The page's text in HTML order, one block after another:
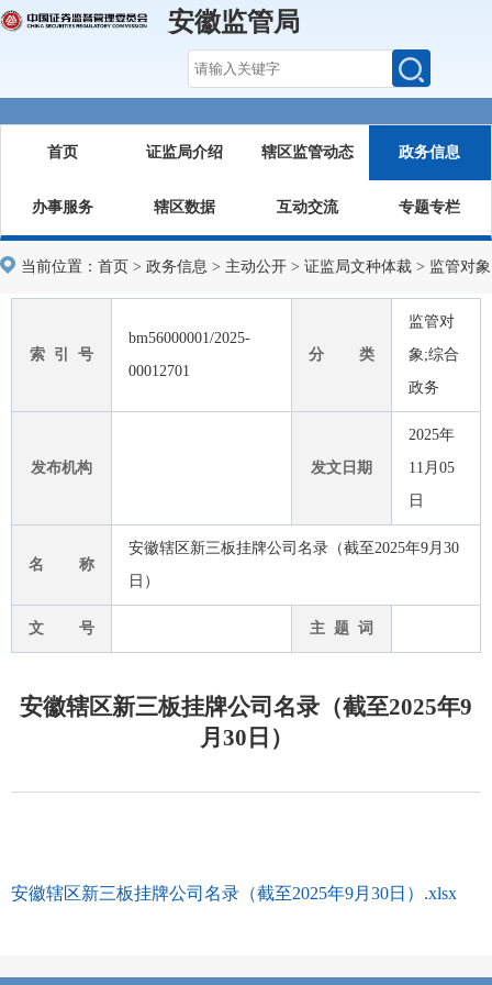
安徽监管局
首页 证监局介绍 辖区监管动态 政务信息
办事服务 辖区数据 互动交流 专题专栏
当前位置： 首页 > 政务信息 > 主动公开 > 证监局文种体裁 > 监管对象
索 引 号
bm56000001/2025-
00012701
分 类
监管对
象;综合
政务
发布机构 发文日期
2025年
11月05
日
名 称
安徽辖区新三板挂牌公司名录（截至2025年9月30
日）
文 号 主 题 词
安徽辖区新三板挂牌公司名录（截至2025年9
月30日）
安徽辖区新三板挂牌公司名录（截至2025年9月30日）.xlsx